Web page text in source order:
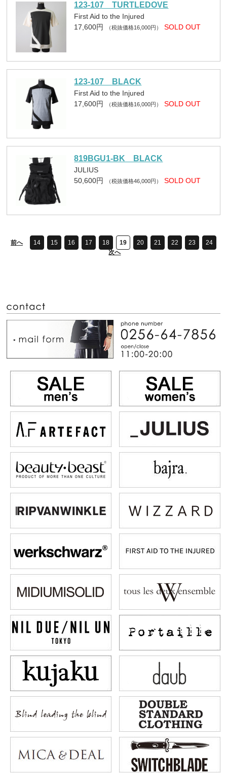
123-107 TURTLEDOVE
First Aid to the Injured
17,600円
（税抜価格16,000円） SOLD OUT
123-107 BLACK
First Aid to the Injured
17,600円
（税抜価格16,000円） SOLD OUT
819BGU1-BK BLACK
JULIUS
50,600円
（税抜価格46,000円） SOLD OUT
前へ 14 15 16 17 18 19 20 21 22 23
24
次へ